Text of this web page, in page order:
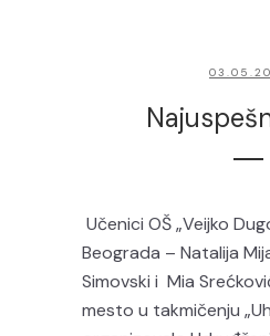
Učenici OŠ „Veijko
Beograda – Natalija
Simovski i Mia
mesto u takmičenju